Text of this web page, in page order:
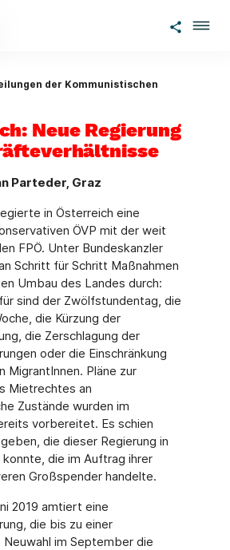
der Kommunistischen
Neue Regierung
Parteder, Graz
in Österreich eine
ÖVP mit der weit
FPÖ. Unter Bundeskanzler
Schritt für Schritt Maßnahmen
Umbau des Landes durch:
sind der Zwölfstundentag, die
die Kürzung der
die Zerschlagung der
oder die Einschränkung
MigrantInnen. Pläne zur
Mietrechtes an
Zustände wurden im
vorbereitet. Es schien
die dieser Regierung in
die im Auftrag ihrer
Großspender handelte.
2019 amtiert eine
die bis zu einer
im September die